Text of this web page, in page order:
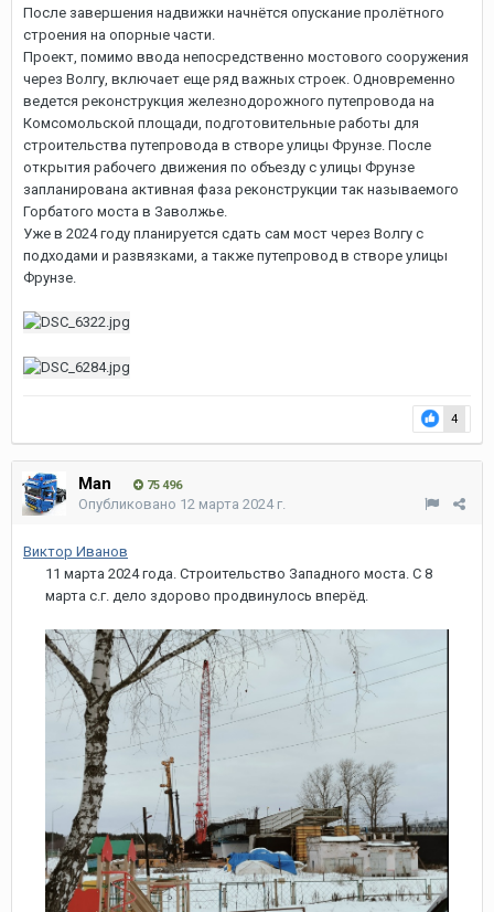
После завершения надвижки начнётся опускание пролётного
строения на опорные части.
Проект, помимо ввода непосредственно мостового сооружения
через Волгу, включает еще ряд важных строек. Одновременно
ведется реконструкция железнодорожного путепровода на
Комсомольской площади, подготовительные работы для
строительства путепровода в створе улицы Фрунзе. После
открытия рабочего движения по объезду с улицы Фрунзе
запланирована активная фаза реконструкции так называемого
Горбатого моста в Заволжье.
Уже в 2024 году планируется сдать сам мост через Волгу с
подходами и развязками, а также путепровод в створе улицы
Фрунзе.
4
Man 75 496
Опубликовано 12 марта 2024 г.
Виктор Иванов
11 марта 2024 года. Строительство Западного моста. С 8
марта с.г. дело здорово продвинулось вперёд.